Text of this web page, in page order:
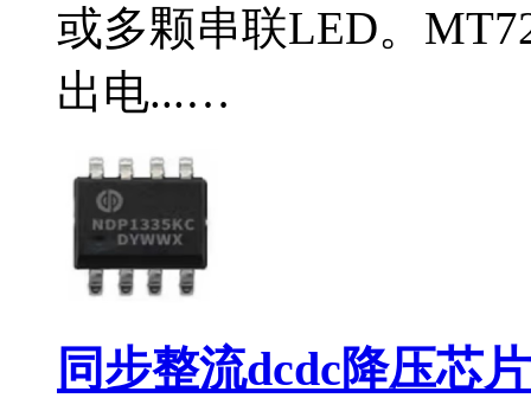
或多颗串联LED。
出电...…
同步整流dcdc降压芯